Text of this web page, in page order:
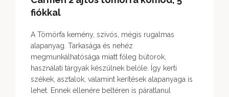
fiókkal
A Tömörfa kemény, szívós, mégis rugalmas
alapanyag. Tarkasága és nehéz
megmunkálhatósága miatt főleg bútorok,
használati tárgyak készülnek belőle. Így kerti
székek, asztalok, valamint kerítések alapanyaga is
lehet. Ennek ellenére beltéren is páratlanul